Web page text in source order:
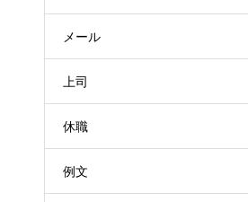
メール
上司
休職
例文